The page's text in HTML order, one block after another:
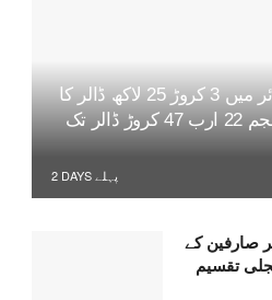
ملکی زرمبادلہ ذخائر میں 3 کروڑ 25 لاکھ ڈالر کا
اضافہ، مجموعی حجم 22 ارب 47 کروڑ ڈالر تک
2 DAYS پہلے
صارفین کے
تقسیم